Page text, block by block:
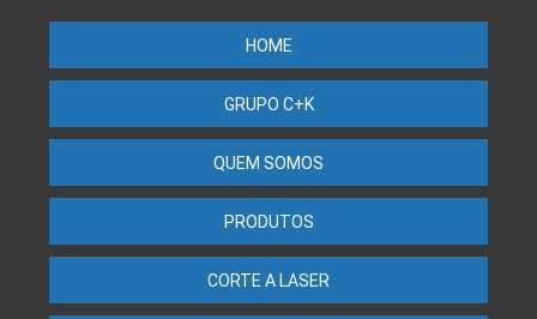
HOME
GRUPO C+K
QUEM SOMOS
PRODUTOS
CORTE A LASER